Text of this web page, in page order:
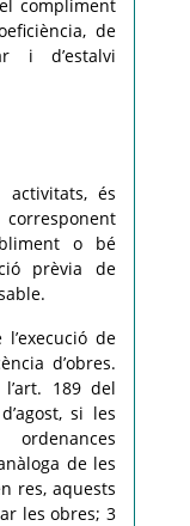
compliment
de
i d’estalvi
és
o bé
prèvia de
de
d’obres.
189 del
si les
de les
res, aquests
les obres; 3